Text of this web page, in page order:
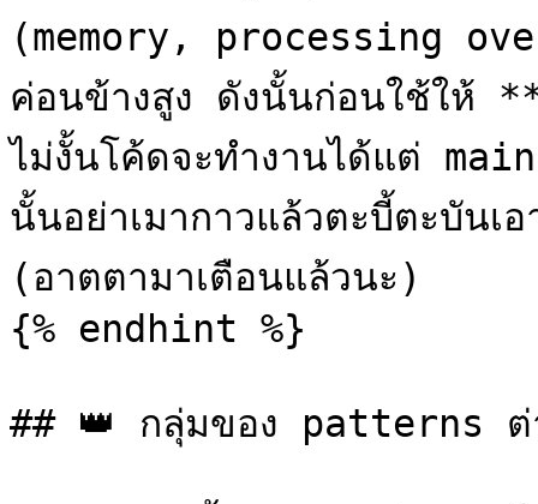
(memory, processing
ค่อนข้างสูง ดังนั้นก่อนใช้ให้
ไม่งั้นโค้ดจะทำงานได้แต่
นั้นอย่าเมากาวแล้วตะบี้ตะบัน
(อาตตามาเตือนแล้วนะ)
{% endhint %}
## 👑 กลุ่มของ patterns ต่